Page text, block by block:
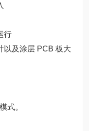
行
以及涂层 PCB 板大
式。